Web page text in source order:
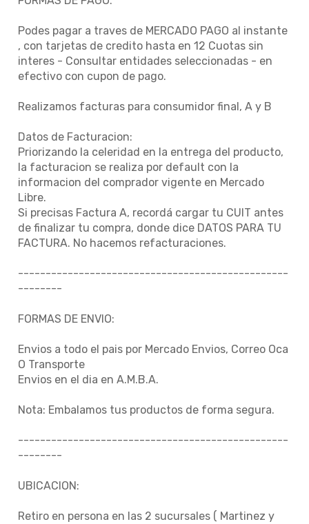
Podes pagar a traves de MERCADO PAGO al instante
, con tarjetas de credito hasta en 12 Cuotas sin
interes - Consultar entidades seleccionadas - en
efectivo con cupon de pago.
Realizamos facturas para consumidor final, A y B
Datos de Facturacion:
Priorizando la celeridad en la entrega del producto,
la facturacion se realiza por default con la
informacion del comprador vigente en Mercado
Libre.
Si precisas Factura A, recordá cargar tu CUIT antes
de finalizar tu compra, donde dice DATOS PARA TU
FACTURA. No hacemos refacturaciones.
-------------------------------------------------
--------
FORMAS DE ENVIO:
Envios a todo el pais por Mercado Envios, Correo Oca
O Transporte
Envios en el dia en A.M.B.A.
Nota: Embalamos tus productos de forma segura.
-------------------------------------------------
--------
UBICACION:
Retiro en persona en las 2 sucursales ( Martinez y